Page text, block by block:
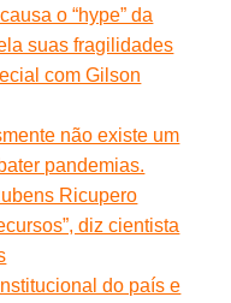
o “hype” da
suas fragilidades
com Gilson
não existe um
pandemias.
Ricupero
diz cientista
do país e